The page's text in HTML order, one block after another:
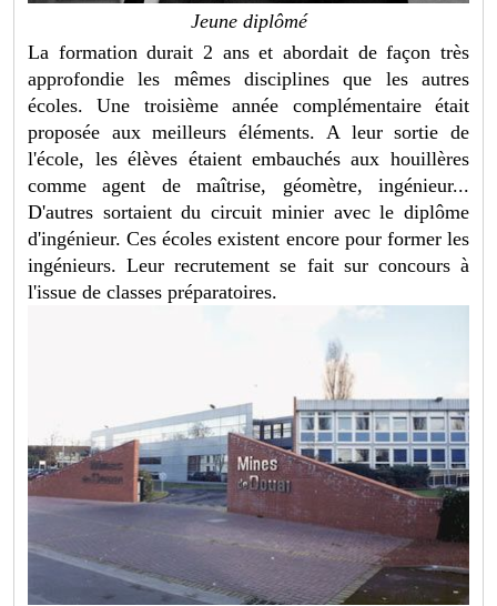
Jeune diplômé
La formation durait 2 ans et abordait de façon très
approfondie les mêmes disciplines que les autres
écoles. Une troisième année complémentaire était
proposée aux meilleurs éléments. A leur sortie de
l'école, les élèves étaient embauchés aux houillères
comme agent de maîtrise, géomètre, ingénieur...
D'autres sortaient du circuit minier avec le diplôme
d'ingénieur. Ces écoles existent encore pour former les
ingénieurs. Leur recrutement se fait sur concours à
l'issue de classes préparatoires.